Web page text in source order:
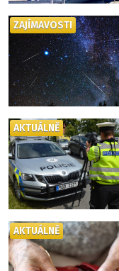
ZAJÍMAVOSTI
AKTUÁLNĚ
AKTUÁLNĚ